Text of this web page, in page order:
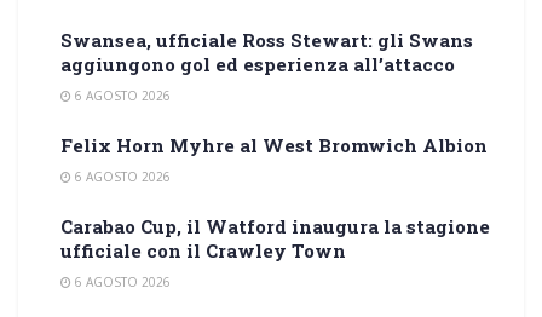
Swansea, ufficiale Ross Stewart: gli Swans
aggiungono gol ed esperienza all’attacco
6 AGOSTO 2026
Felix Horn Myhre al West Bromwich Albion
6 AGOSTO 2026
Carabao Cup, il Watford inaugura la stagione
ufficiale con il Crawley Town
6 AGOSTO 2026